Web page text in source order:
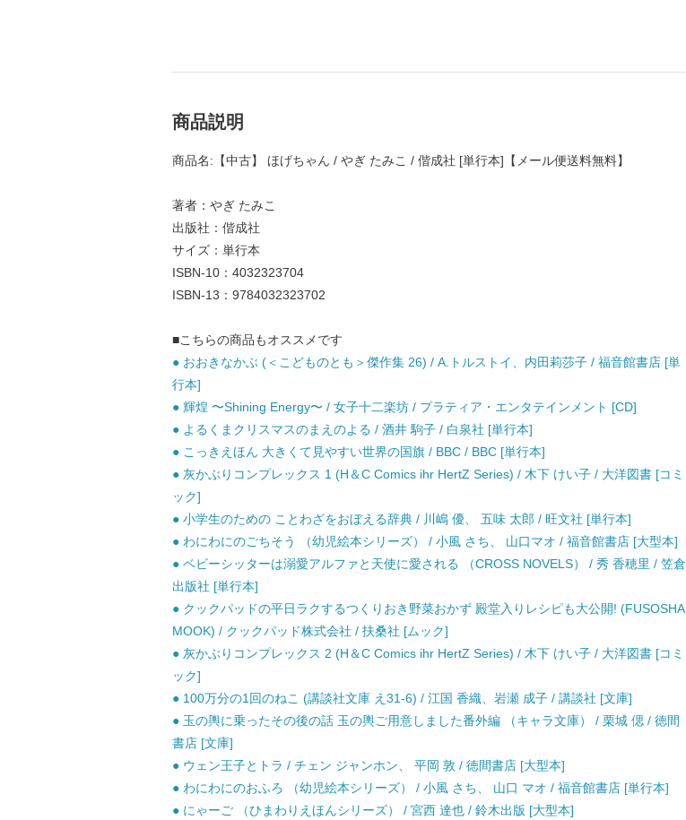
商品説明
商品名:【中古】 ほげちゃん / やぎ たみこ / 偕成社 [単行本]【メール便送料無料】
著者：やぎ たみこ
出版社：偕成社
サイズ：単行本
ISBN-10：4032323704
ISBN-13：9784032323702
■こちらの商品もオススメです
● おおきなかぶ (＜こどものとも＞傑作集 26) / A.トルストイ、内田莉莎子 / 福音館書店 [単
行本]
● 輝煌 〜Shining Energy〜 / 女子十二楽坊 / プラティア・エンタテインメント [CD]
● よるくまクリスマスのまえのよる / 酒井 駒子 / 白泉社 [単行本]
● こっきえほん 大きくて見やすい世界の国旗 / BBC / BBC [単行本]
● 灰かぶりコンプレックス 1 (H＆C Comics ihr HertZ Series) / 木下 けい子 / 大洋図書 [コミ
ック]
● 小学生のための ことわざをおぼえる辞典 / 川嶋 優、 五味 太郎 / 旺文社 [単行本]
● わにわにのごちそう （幼児絵本シリーズ） / 小風 さち、 山口マオ / 福音館書店 [大型本]
● ベビーシッターは溺愛アルファと天使に愛される （CROSS NOVELS） / 秀 香穂里 / 笠倉
出版社 [単行本]
● クックパッドの平日ラクするつくりおき野菜おかず 殿堂入りレシピも大公開! (FUSOSHA
MOOK) / クックパッド株式会社 / 扶桑社 [ムック]
● 灰かぶりコンプレックス 2 (H＆C Comics ihr HertZ Series) / 木下 けい子 / 大洋図書 [コミ
ック]
● 100万分の1回のねこ (講談社文庫 え31-6) / 江国 香織、岩瀬 成子 / 講談社 [文庫]
● 玉の輿に乗ったその後の話 玉の輿ご用意しました番外編 （キャラ文庫） / 栗城 偲 / 徳間
書店 [文庫]
● ウェン王子とトラ / チェン ジャンホン、 平岡 敦 / 徳間書店 [大型本]
● わにわにのおふろ （幼児絵本シリーズ） / 小風 さち、 山口 マオ / 福音館書店 [単行本]
● にゃーご （ひまわりえほんシリーズ） / 宮西 達也 / 鈴木出版 [大型本]